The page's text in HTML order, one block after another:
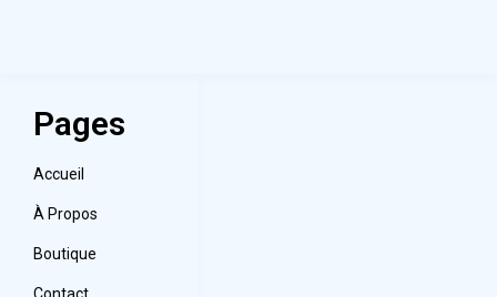
Pages
Accueil
À Propos
Boutique
Contact